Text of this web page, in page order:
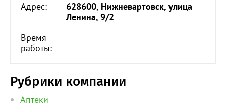
Адрес:
628600, Нижневартовск, улица
Ленина, 9/2
Время
работы:
Рубрики компании
Аптеки